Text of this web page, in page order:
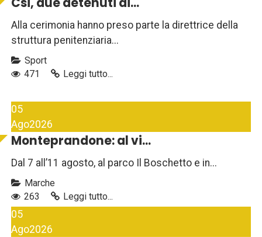
Alla cerimonia hanno preso parte la direttrice della
struttura penitenziaria...
Sport
471
Leggi tutto...
05
Ago2026
Monteprandone: al vi...
Dal 7 all’11 agosto, al parco Il Boschetto e in...
Marche
263
Leggi tutto...
05
Ago2026